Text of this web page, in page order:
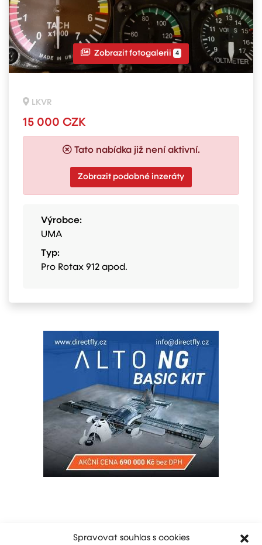
Spravovat souhlas s cookies
Zobrazit fotogalerii 4
LKVR
15 000 CZK
Tato nabídka již není aktivní.
Zobrazit podobné inzeráty
Výrobce:
UMA
Typ:
Pro Rotax 912 apod.